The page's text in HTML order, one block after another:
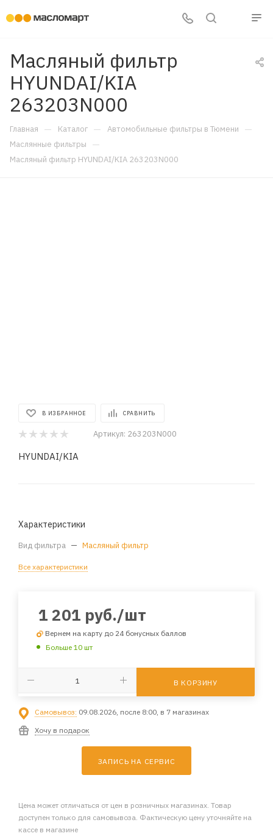
Масляный фильтр
HYUNDAI/KIA
263203N000
Главная — Каталог — Автомобильные фильтры в Тюмени —
Маслянные фильтры —
Масляный фильтр HYUNDAI/KIA 263203N000
В ИЗБРАННОЕ СРАВНИТЬ
Артикул: 263203N000
HYUNDAI/KIA
Характеристики
Вид фильтра — Масляный фильтр
Все характеристики
1 201 руб./шт
Вернем на карту до 24 бонусных баллов
Больше 10 шт
В КОРЗИНУ
Самовывоз: 09.08.2026, после 8:00, в 7 магазинах
Хочу в подарок
ЗАПИСЬ НА СЕРВИС
Цена может отличаться от цен в розничных магазинах. Товар
доступен только для самовывоза. Фактическую цену уточняйте на
кассе в магазине